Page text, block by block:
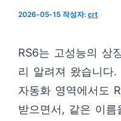
2026-05-15 작성자: crt
RS6는 고성능의 상
리 알려져 왔습니다
자동화 영역에서도
받으면서, 같은 이